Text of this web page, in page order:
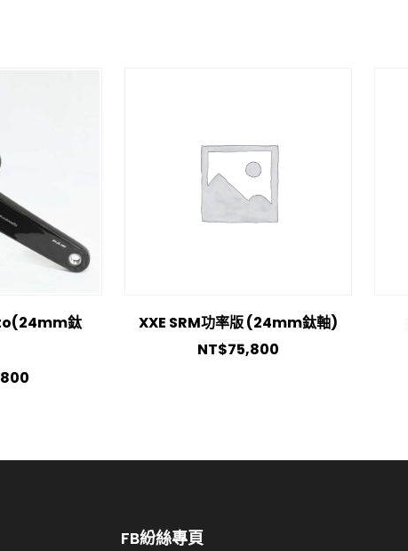
鈦
XXE SRM功率版 (24mm鈦軸)
NT$75,800
FB紛絲專頁